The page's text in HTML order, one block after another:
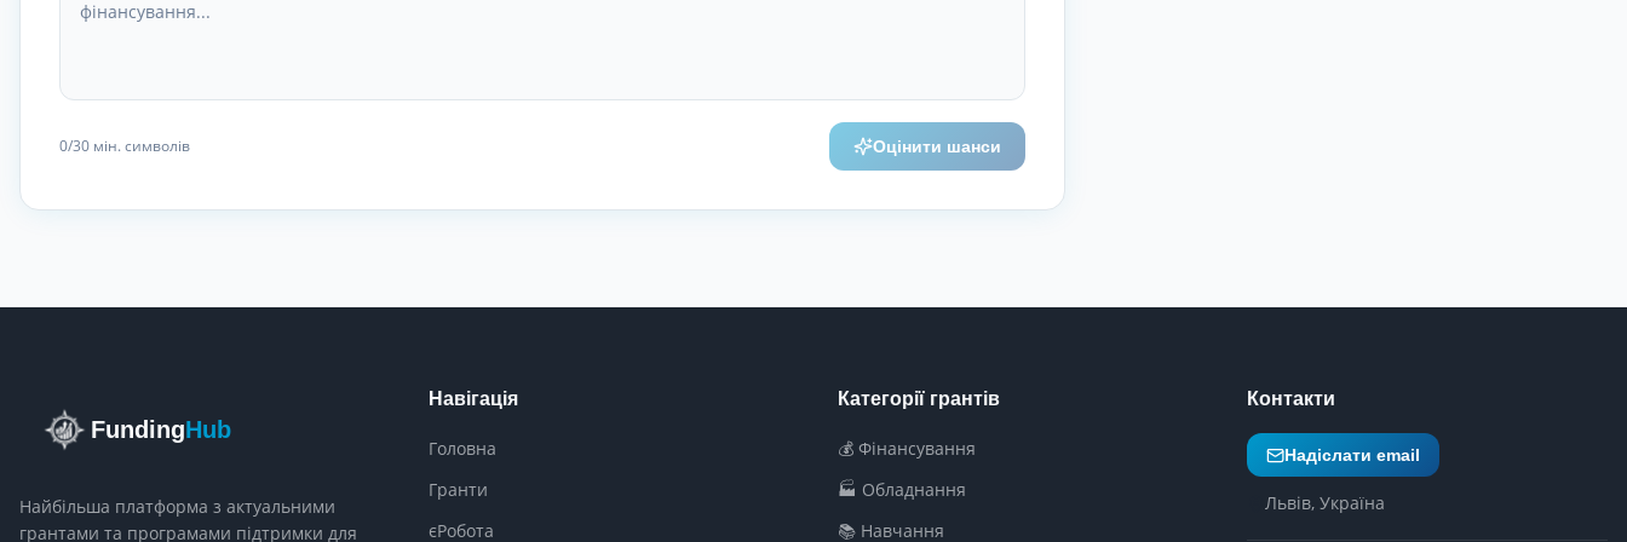
0/30 мін. символів Оцінити шанси
FundingHub
Найбільша платформа з актуальними
грантами та програмами підтримки для
Навігація
Головна
Гранти
єРобота
Категорії грантів
💰 Фінансування
🏭 Обладнання
📚 Навчання
Контакти
Надіслати email
Львів, Україна